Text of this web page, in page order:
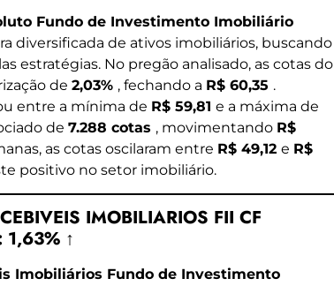
Fundo de Investimento Imobiliário
diversificada de ativos imobiliários, buscando
estratégias. No pregão analisado, as cotas do
de 2,03% , fechando a R$ 60,35 .
entre a mínima de R$ 59,81 e a máxima de
de 7.288 cotas , movimentando R$
as cotas oscilaram entre R$ 49,12 e R$
positivo no setor imobiliário.
IMOBILIARIOS FII CF
1,63% ↑
Imobiliários Fundo de Investimento